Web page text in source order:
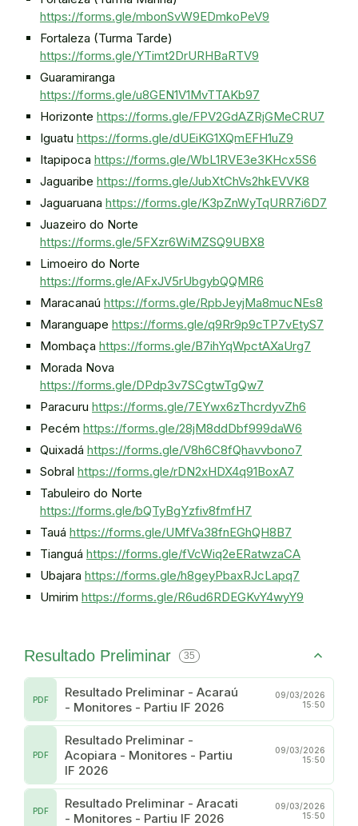
https://forms.gle/mbonSvW9EDmkoPeV9
Fortaleza (Turma Tarde)
https://forms.gle/YTimt2DrURHBaRTV9
Guaramiranga
https://forms.gle/u8GEN1V1MvTTAKb97
Horizonte https://forms.gle/FPV2GdAZRjGMeCRU7
Iguatu https://forms.gle/dUEiKG1XQmEFH1uZ9
Itapipoca https://forms.gle/WbL1RVE3e3KHcx5S6
Jaguaribe https://forms.gle/JubXtChVs2hkEVVK8
Jaguaruana https://forms.gle/K3pZnWyTqURR7i6D7
Juazeiro do Norte
https://forms.gle/5FXzr6WiMZSQ9UBX8
Limoeiro do Norte
https://forms.gle/AFxJV5rUbgybQQMR6
Maracanaú https://forms.gle/RpbJeyjMa8mucNEs8
Maranguape https://forms.gle/q9Rr9p9cTP7vEtyS7
Mombaça https://forms.gle/B7ihYqWpctAXaUrg7
Morada Nova
https://forms.gle/DPdp3v7SCgtwTgQw7
Paracuru https://forms.gle/7EYwx6zThcrdyvZh6
Pecém https://forms.gle/28jM8ddDbf999daW6
Quixadá https://forms.gle/V8h6C8fQhavvbono7
Sobral https://forms.gle/rDN2xHDX4q91BoxA7
Tabuleiro do Norte
https://forms.gle/bQTyBgYzfiv8fmfH7
Tauá https://forms.gle/UMfVa38fnEGhQH8B7
Tianguá https://forms.gle/fVcWiq2eERatwzaCA
Ubajara https://forms.gle/h8geyPbaxRJcLapq7
Umirim https://forms.gle/R6ud6RDEGKvY4wyY9
Resultado Preliminar 35
Resultado Preliminar - Acaraú
- Monitores - Partiu IF 2026
PDF
09/03/2026
15:50
Resultado Preliminar -
Acopiara - Monitores - Partiu
IF 2026
PDF
09/03/2026
15:50
Resultado Preliminar - Aracati
- Monitores - Partiu IF 2026
PDF
09/03/2026
15:50